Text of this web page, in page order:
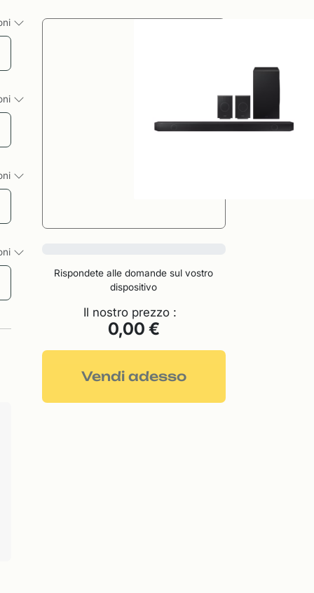
Rispondete alle domande sul vostro
dispositivo
Il nostro prezzo :
0,00 €
Vendi adesso